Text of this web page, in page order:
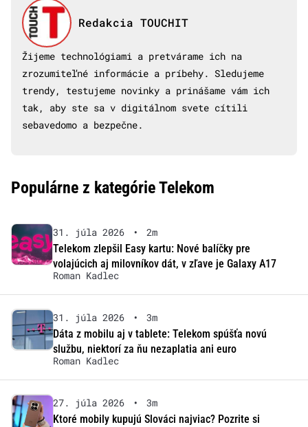
Redakcia TOUCHIT
Žijeme technológiami a pretvárame ich na
zrozumiteľné informácie a príbehy. Sledujeme
trendy, testujeme novinky a prinášame vám ich
tak, aby ste sa v digitálnom svete cítili
sebavedomo a bezpečne.
Populárne z kategórie Telekom
31. júla 2026 •
2m
Telekom zlepšil Easy kartu: Nové balíčky pre
volajúcich aj milovníkov dát, v zľave je Galaxy A17
Roman Kadlec
31. júla 2026 •
3m
Dáta z mobilu aj v tablete: Telekom spúšťa novú
službu, niektorí za ňu nezaplatia ani euro
Roman Kadlec
27. júla 2026 •
3m
Ktoré mobily kupujú Slováci najviac? Pozrite si